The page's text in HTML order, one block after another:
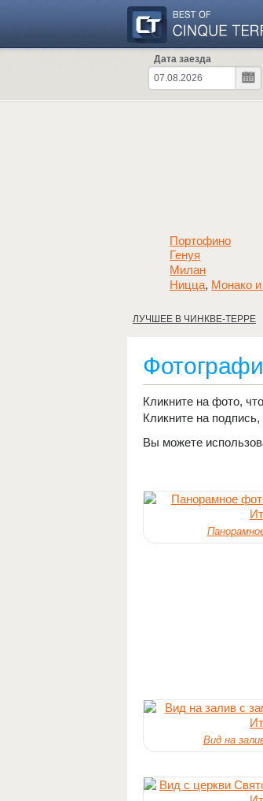
Дата заезда
Генуя
Милан
Ницца, Монако
Портофино
ЛУЧШЕЕ В ЧИНКВЕ-ТЕРРЕ
Кликните на фото,
Кликните на
Вы можете
Вид на